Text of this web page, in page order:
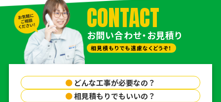
CONTACT
お問い合わせ・お見積り
相見積もりでも遠慮なくどうぞ！
● どんな工事が必要なの？
●相見積もりでもいいの？